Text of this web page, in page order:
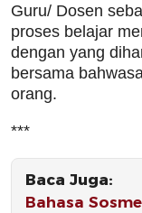
Guru/ Dosen
proses belajar
dengan yang
bersama
orang.
***
Baca Juga:
Bahasa